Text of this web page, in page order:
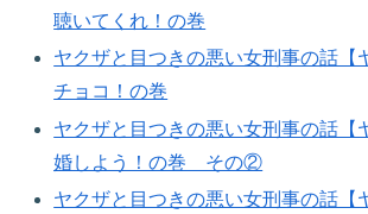
聴いてくれ！の巻​
ヤクザと目つきの悪い女刑事の話【
チョコ！の巻​
ヤクザと目つきの悪い女刑事の話【
婚しよう！の巻​ その②
ヤクザと目つきの悪い女刑事の話【